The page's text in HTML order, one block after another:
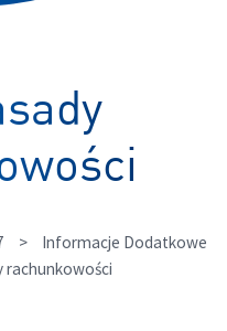
>
Informacje Dodatkowe
rachunkowości